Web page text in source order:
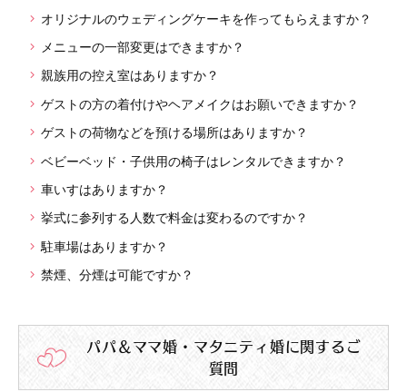
オリジナルのウェディングケーキを作ってもらえますか？
メニューの一部変更はできますか？
親族用の控え室はありますか？
ゲストの方の着付けやヘアメイクはお願いできますか？
ゲストの荷物などを預ける場所はありますか？
ベビーベッド・子供用の椅子はレンタルできますか？
車いすはありますか？
挙式に参列する人数で料金は変わるのですか？
駐車場はありますか？
禁煙、分煙は可能ですか？
パパ＆ママ婚・マタニティ婚に関するご
質問